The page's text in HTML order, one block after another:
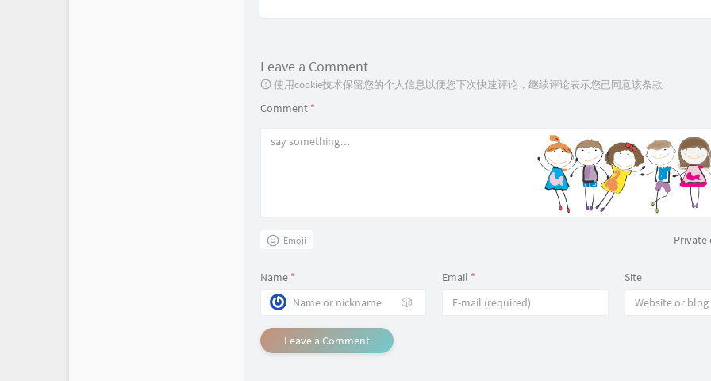
Leave a Comment
使用cookie技术保留您的个人信息以便您下次快速评论，继续评论表示您已同意该条款
Comment *
Emoji Private
Name *
🎲
Email * Site
Leave a Comment